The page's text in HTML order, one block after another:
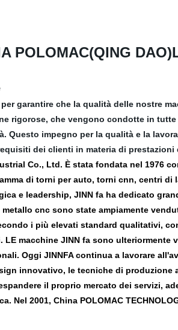
POLOMAC(QING
garantire che la qualità delle nostre
rigorose, che vengono condotte in
Questo impegno per la qualità e la
dei clienti in materia di prestazioni
Co., Ltd. È stata fondata nel 1976
di torni per auto, torni cnn, centri
e leadership, JINN fa ha dedicato
cnc sono state ampiamente
i più elevati standard qualitativi,
LE macchine JINN fa sono
Oggi JINNFA continua a lavorare
innovativo, le tecniche di
il proprio mercato dei servizi,
Nel 2001, China POLOMAC